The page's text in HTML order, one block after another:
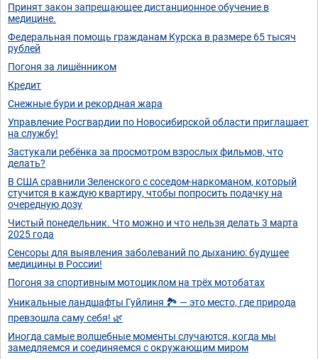
Принят закон запрещающее дистанционное обучение в
медицине.
Федеральная помощь гражданам Курска в размере 65 тысяч
рублей
Погоня за лишёнником
Кредит
Снежные бури и рекордная жара
Управление Росгвардии по Новосибирской области приглашает
на службу!
Застукали ребëнка за просмотром взрослых фильмов, что
делать?
В США сравнили Зеленского с соседом-наркоманом, который
стучится в каждую квартиру, чтобы попросить подачку на
очередную дозу
Чистый понедельник. Что можно и что нельзя делать 3 марта
2025 года
Сенсоры для выявления заболеваний по дыханию: будущее
медицины в России!
Погоня за спортивным мотоциклом на трёх мотобатах
Уникальные ландшафты Гуйлиня 🏞 — это место, где природа
превзошла саму себя! 🌿
Иногда самые волшебные моменты случаются, когда мы
замедляемся и соединяемся с окружающим миром